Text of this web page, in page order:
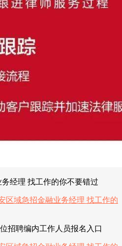
经理 找工作的你不要错过
招聘编内工作人员报名入口